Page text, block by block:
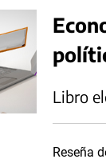
Libro
Reseña